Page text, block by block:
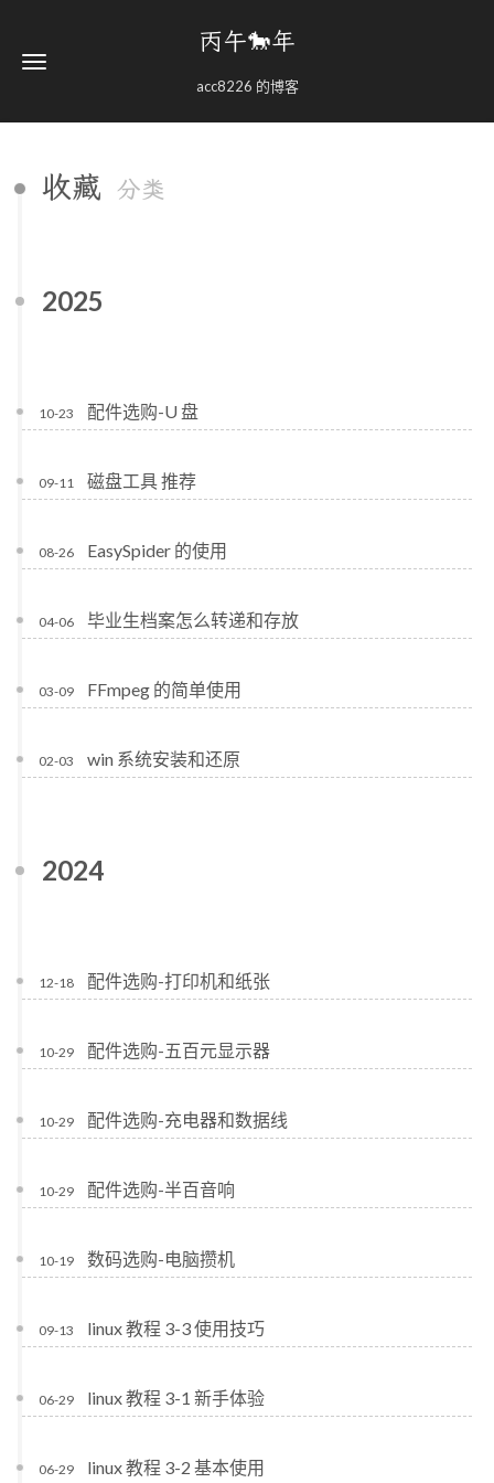
丙午🐎年
acc8226 的博客
收藏 分类
2025
10-23 配件选购-U 盘
09-11 磁盘工具 推荐
08-26 EasySpider 的使用
04-06 毕业生档案怎么转递和存放
03-09 FFmpeg 的简单使用
02-03 win 系统安装和还原
2024
12-18 配件选购-打印机和纸张
10-29 配件选购-五百元显示器
10-29 配件选购-充电器和数据线
10-29 配件选购-半百音响
10-19 数码选购-电脑攒机
09-13 linux 教程 3-3 使用技巧
06-29 linux 教程 3-1 新手体验
06-29 linux 教程 3-2 基本使用